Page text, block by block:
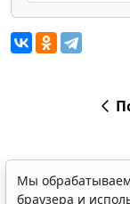
Мы
браузера и